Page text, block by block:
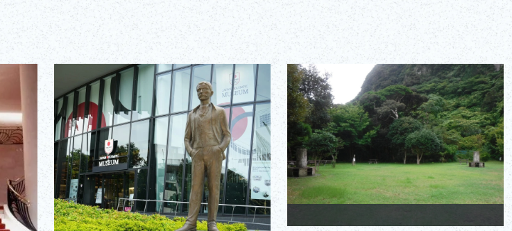
ภาษาไทย
DEUTSCH
ITALIANO
ESPAÑOL
FRANÇAIS
Copy URL